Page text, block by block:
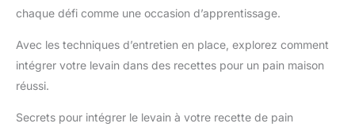
chaque défi comme une occasion d’apprentissage.
Avec les techniques d’entretien en place, explorez comment
intégrer votre levain dans des recettes pour un pain maison
réussi.
Secrets pour intégrer le levain à votre recette de pain